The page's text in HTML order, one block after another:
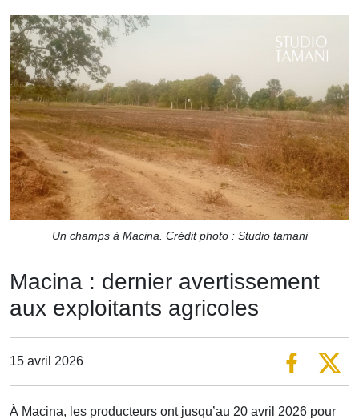
Un champs à Macina. Crédit photo : Studio tamani
Macina : dernier avertissement
aux exploitants agricoles
15 avril 2026
À Macina, les producteurs ont jusqu’au 20 avril 2026 pour